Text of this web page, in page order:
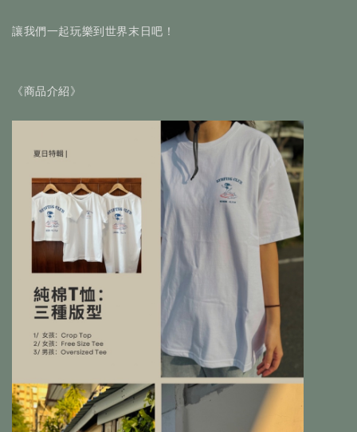
讓我們一起玩樂到世界末日吧！
《商品介紹》